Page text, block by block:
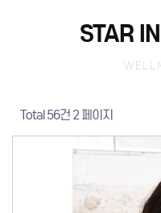
STAR
Total 56건 2 페이지